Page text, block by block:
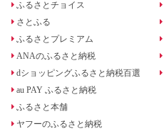
ふるさとチョイス
さとふる
ふるさとプレミアム
ANAのふるさと納税
dショッピングふるさと納税百選
au PAY ふるさと納税
ふるさと本舗
ヤフーのふるさと納税